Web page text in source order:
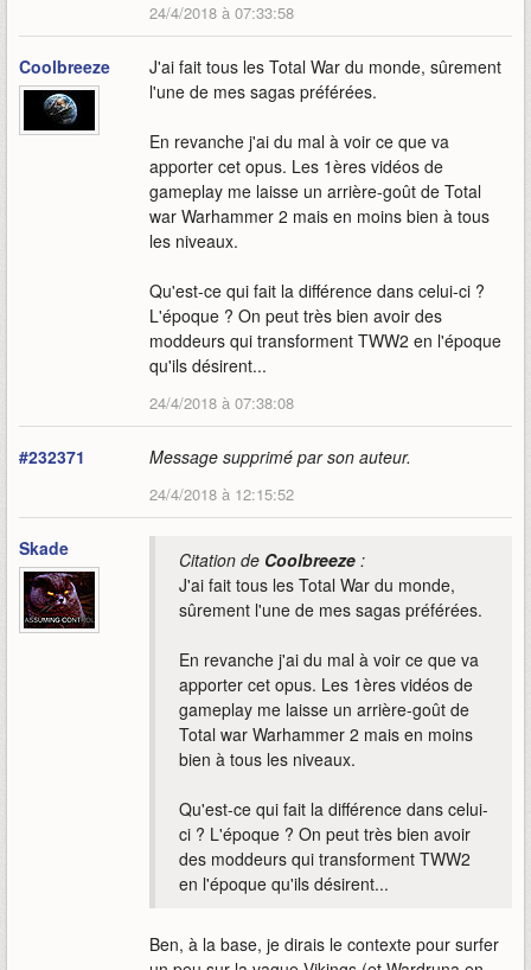
24/4/2018 à 07:33:58
Coolbreeze
J'ai fait tous les Total War du monde, sûrement
l'une de mes sagas préférées.
En revanche j'ai du mal à voir ce que va
apporter cet opus. Les 1ères vidéos de
gameplay me laisse un arrière-goût de Total
war Warhammer 2 mais en moins bien à tous
les niveaux.
Qu'est-ce qui fait la différence dans celui-ci ?
L'époque ? On peut très bien avoir des
moddeurs qui transforment TWW2 en l'époque
qu'ils désirent...
24/4/2018 à 07:38:08
#232371 Message supprimé par son auteur.
24/4/2018 à 12:15:52
Skade Citation de Coolbreeze :
J'ai fait tous les Total War du monde,
sûrement l'une de mes sagas préférées.
En revanche j'ai du mal à voir ce que va
apporter cet opus. Les 1ères vidéos de
gameplay me laisse un arrière-goût de
Total war Warhammer 2 mais en moins
bien à tous les niveaux.
Qu'est-ce qui fait la différence dans celui-
ci ? L'époque ? On peut très bien avoir
des moddeurs qui transforment TWW2
en l'époque qu'ils désirent...
Ben, à la base, je dirais le contexte pour surfer